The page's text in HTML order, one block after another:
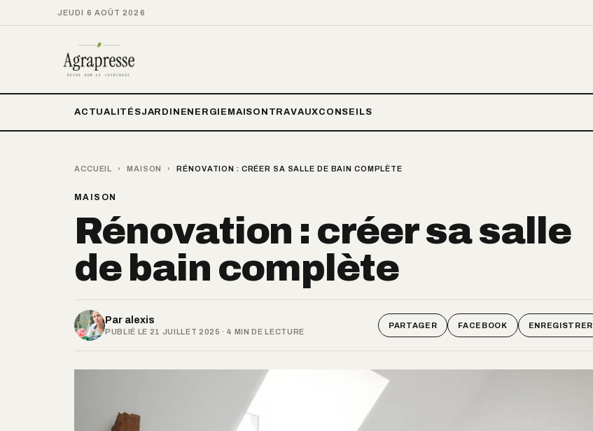
JEUDI 6 AOÛT 2026
ACTUALITÉSJARDIN ENERGIE MAISON TRAVAUXCONSEILS
ACCUEIL › MAISON › RÉNOVATION : CRÉER SA SALLE DE BAIN COMPLÈTE
MAISON
Rénovation : créer sa salle
de bain complète
Par alexis
PUBLIÉ LE 21 JUILLET 2025 · 4 MIN DE LECTURE
PARTAGER FACEBOOK ENREGISTRER